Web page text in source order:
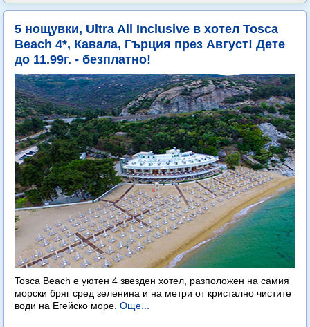
5 нощувки, Ultra All Inclusive в хотел Tosca
Beach 4*, Кавала, Гърция през Август! Дете
до 11.99г. - безплатно!
Tosca Beach е уютен 4 звезден хотел, разположен на самия
морски бряг сред зеленина и на метри от кристално чистите
води на Егейско море. Още...